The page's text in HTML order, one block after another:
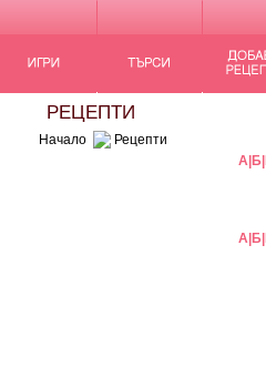
РЕЦЕПТИ
Начало
Рецепти
А Б
А Б